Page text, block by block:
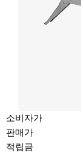
소비자가
판매가
적립금